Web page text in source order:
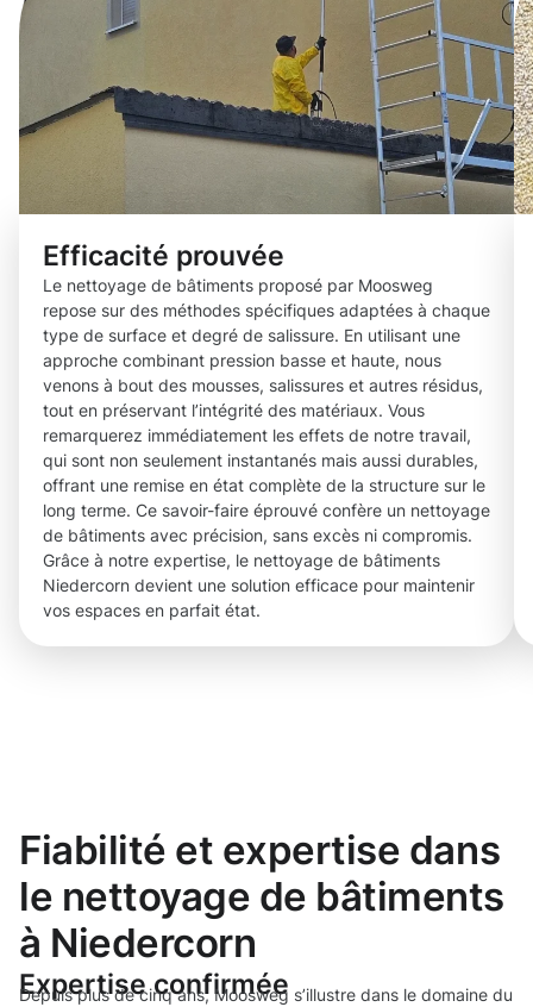
Efficacité prouvée
Le nettoyage de bâtiments proposé par Moosweg
repose sur des méthodes spécifiques adaptées à chaque
type de surface et degré de salissure. En utilisant une
approche combinant pression basse et haute, nous
venons à bout des mousses, salissures et autres résidus,
tout en préservant l’intégrité des matériaux. Vous
remarquerez immédiatement les effets de notre travail,
qui sont non seulement instantanés mais aussi durables,
offrant une remise en état complète de la structure sur le
long terme. Ce savoir-faire éprouvé confère un nettoyage
de bâtiments avec précision, sans excès ni compromis.
Grâce à notre expertise, le nettoyage de bâtiments
Niedercorn devient une solution efficace pour maintenir
vos espaces en parfait état.
Fiabilité et expertise dans
le nettoyage de bâtiments
à Niedercorn
Expertise confirmée
Depuis plus de cinq ans, Moosweg s’illustre dans le domaine du